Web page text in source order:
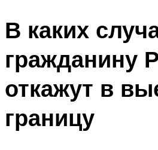
В каких
гражданину
откажут в
границу